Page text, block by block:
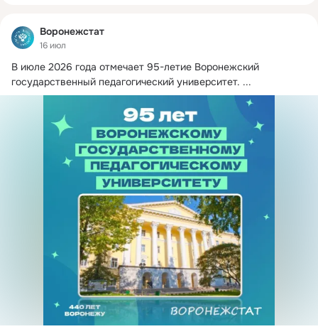
Воронежстат
16 июл
В июле 2026 года отмечает 95-летие Воронежский
государственный педагогический университет. ...